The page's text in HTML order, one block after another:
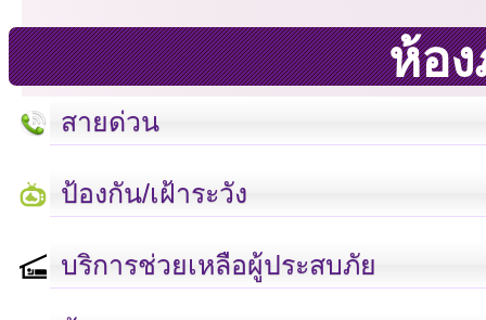
ห้อ
สายด่วน
ป้องกัน/เฝ้าระวัง
บริการช่วยเหลือผู้ประสบภัย